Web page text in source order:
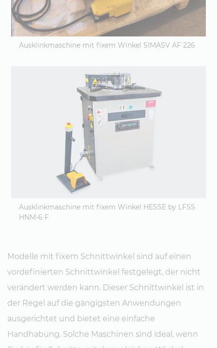
Ausklinkmaschine mit fixem Winkel SIMASV AF 226
Ausklinkmaschine mit fixem Winkel HESSE by LFSS
HNM-6 F
Modelle mit fixem Schnittwinkel sind auf einen
vordefinierten Schnittwinkel festgelegt, der nicht
verändert werden kann. Dieser Schnittwinkel ist in
der Regel auf die gängigsten Anwendungen
ausgerichtet und bietet eine einfache
Handhabung. Solche Maschinen sind ideal, wenn